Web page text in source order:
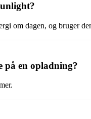
om dagen, og bruger
på en opladning?